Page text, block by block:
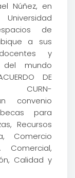
Núñez, en
de
a sus
y
mundo
DE
CURN-
convenio
para
Recursos
Comercio
Comercial,
Calidad y